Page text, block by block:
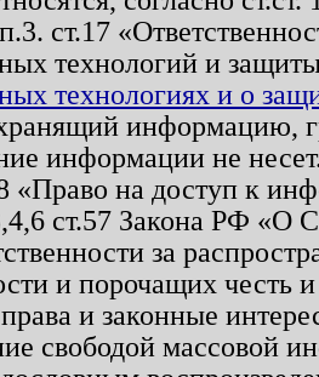
ст.17
технологий и
технологиях и о
информацию,
информации не
«Право на доступ к
ст.57 Закона РФ «О
за
и порочащих честь
и законные
свободой массовой